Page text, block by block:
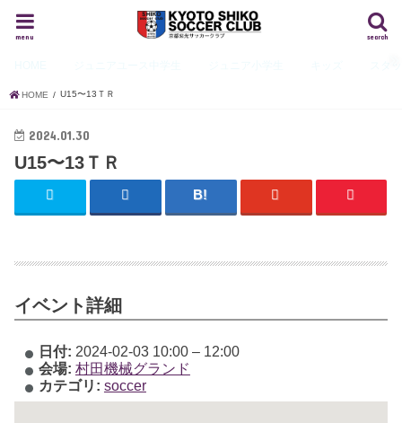
search
menu
HOME U15〜13ＴＲ
2024.01.30
U15〜13ＴＲ
イベント詳細
日付: 2024-02-03 10:00– 12:00
会場: 村田機械グランド
カテゴリ: soccer